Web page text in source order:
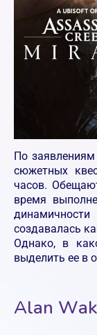
По
сюжетных
часов.
время
создавалась
Однако, в
выделить ее в
Alan